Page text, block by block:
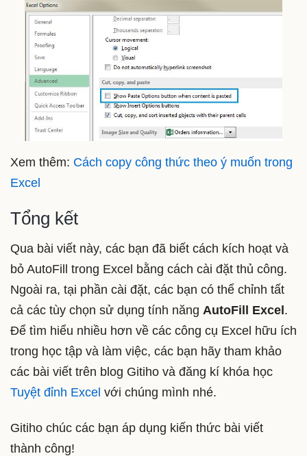
Xem thêm: Cách copy công thức theo ý muốn trong
Excel
Tổng kết
Qua bài viết này, các bạn đã biết cách kích hoạt và
bỏ AutoFill trong Excel bằng cách cài đặt thủ công.
Ngoài ra, tại phần cài đặt, các bạn có thể chỉnh tất
cả các tùy chọn sử dụng tính năng AutoFill Excel .
Để tìm hiểu nhiều hơn về các công cụ Excel hữu ích
trong học tập và làm việc, các bạn hãy tham khảo
các bài viết trên blog Gitiho và đăng kí khóa học
Tuyệt đỉnh Excel với chúng mình nhé.
Gitiho chúc các bạn áp dụng kiến thức bài viết
thành công!